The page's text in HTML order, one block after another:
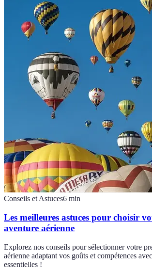
Conseils et Astuces6 min
Les meilleures astuces pour choisir
aventure aérienne
Explorez nos conseils pour sélectionner votre
aérienne adaptant vos goûts et compétences
essentielles !